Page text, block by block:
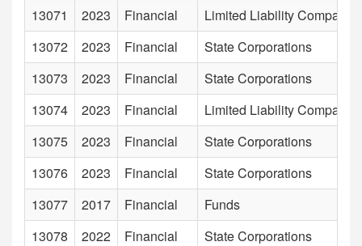
13071
2023 Financial
Limited Liability
13072
2023 Financial
State Corporations
13073
2023 Financial
State Corporations
13074
2023 Financial
Limited Liability
13075
2023 Financial
State Corporations
13076
2023 Financial
State Corporations
13077
2017 Financial
Funds
13078
2022 Financial
State Corporations